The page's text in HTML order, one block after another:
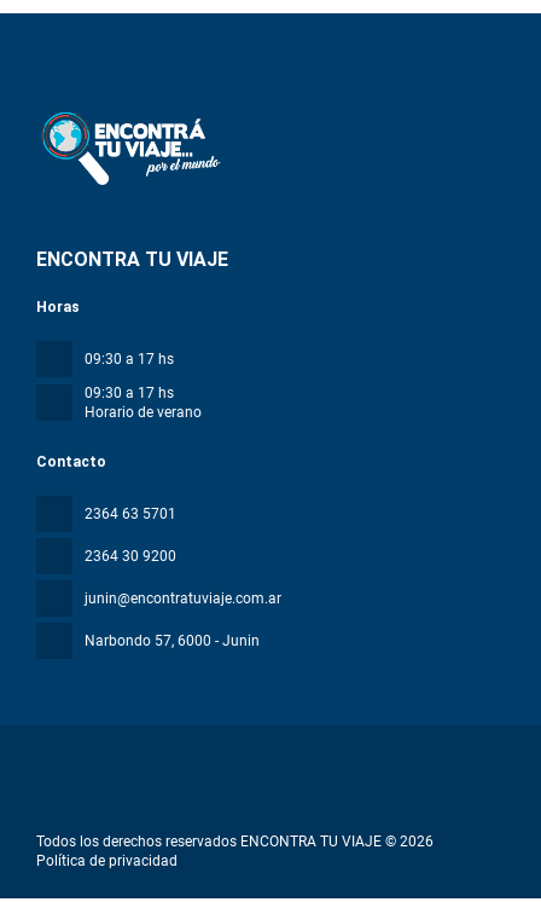
ENCONTRA TU VIAJE
Contacto
2364 63 5701
2364 30 9200
junin@encontratuviaje.com.ar
Narbondo 57, 6000 - Junin
Horas
09:30 a 17 hs
09:30 a 17 hs
Horario de verano
Todos los derechos reservados ENCONTRA TU VIAJE © 2026
Política de privacidad